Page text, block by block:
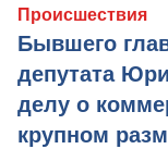
Происшествия
Бывшего
депутата
делу о
крупном